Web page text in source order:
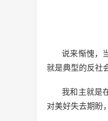
说来惭愧，
就是典型的反社
我和主就是
对美好失去期盼